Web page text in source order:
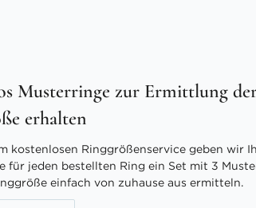
Musterringe zur Ermittlung
erhalten
kostenlosen Ringgrößenservice geben wir
für jeden bestellten Ring ein Set mit 3
einfach von zuhause aus ermitteln.